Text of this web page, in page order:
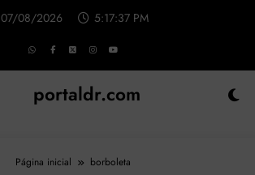
07/08/2026 5:17:38 PM
portaldr.com
Página inicial borboleta